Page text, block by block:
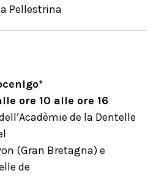
Pellestrina
ore 10 alle ore 16
de la Dentelle
(Gran Bretagna) e
de